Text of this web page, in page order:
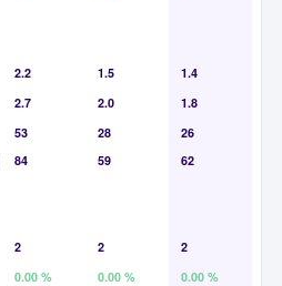
2.2 1.5
1.4
2.7 2.0
1.8
53 28
26
84 59 62
2 2
2
0.00 % 0.00 %
0.00 %